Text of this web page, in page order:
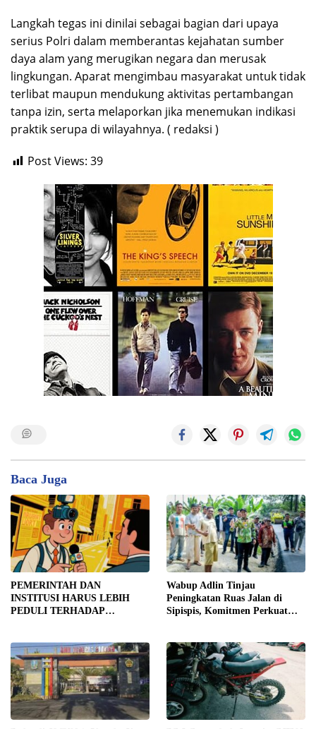
Langkah tegas ini dinilai sebagai bagian dari upaya
serius Polri dalam memberantas kejahatan sumber
daya alam yang merugikan negara dan merusak
lingkungan. Aparat mengimbau masyarakat untuk tidak
terlibat maupun mendukung aktivitas pertambangan
tanpa izin, serta melaporkan jika menemukan indikasi
praktik serupa di wilayahnya. ( redaksi )
Post Views: 39
Baca Juga
PEMERINTAH DAN
INSTITUSI HARUS LEBIH
PEDULI TERHADAP
Wabup Adlin Tinjau
Peningkatan Ruas Jalan di
Sipispis, Komitmen Perkuat